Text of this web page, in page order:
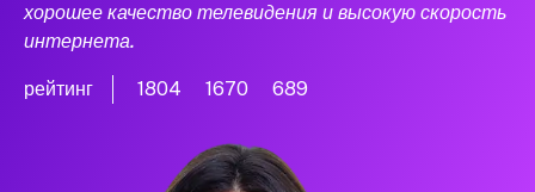
хорошее качество телевидения и высокую скорость
интернета.
рейтинг 1804 1670 689